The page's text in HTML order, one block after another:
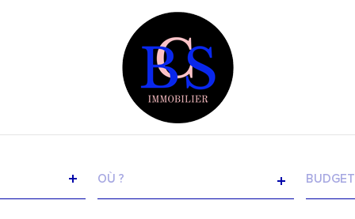
TEXTE